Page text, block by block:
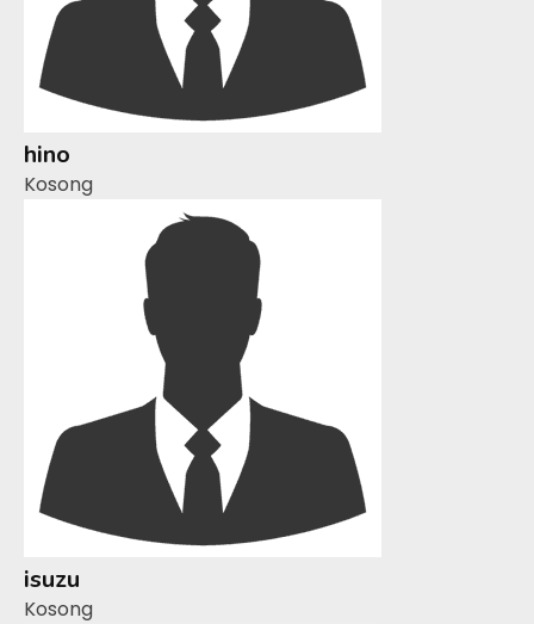
hino
Kosong
isuzu
Kosong